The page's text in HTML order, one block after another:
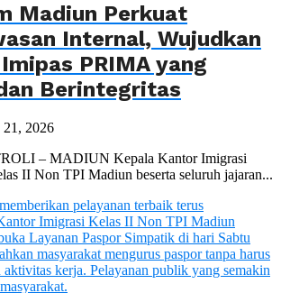
Madiun Perkuat
Internal, Wujudkan
PRIMA yang
Berintegritas
21, 2026
– MADIUN Kepala Kantor Imigrasi
II Non TPI Madiun beserta seluruh jajaran...